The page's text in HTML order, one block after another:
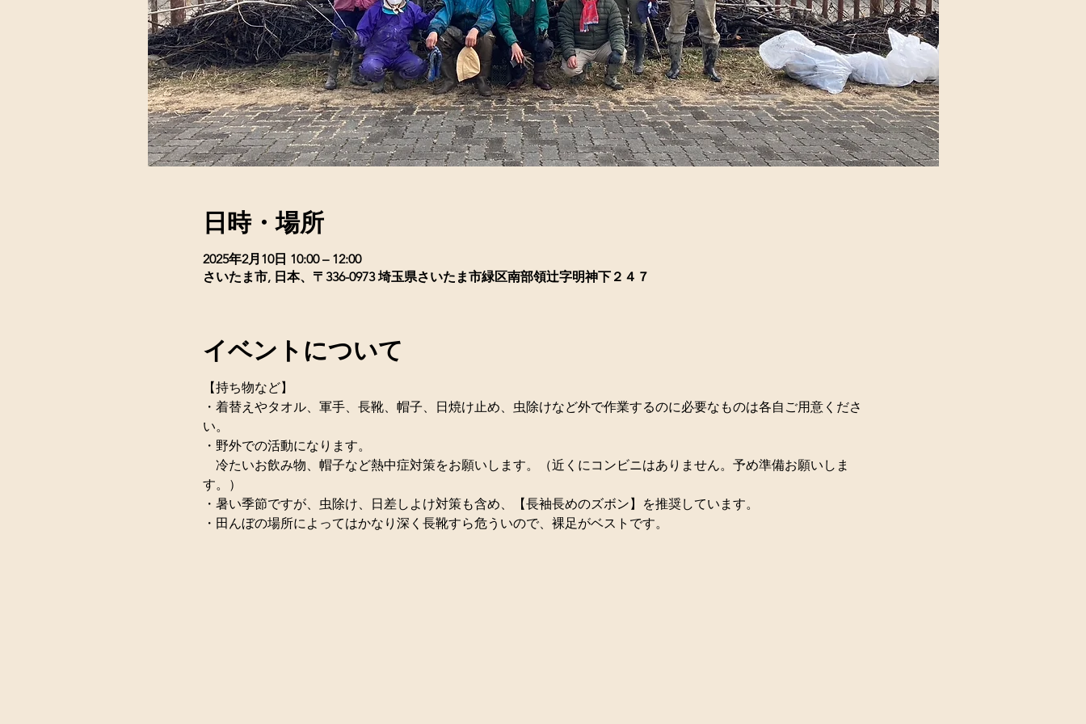
日時・場所
2025年2月10日 10:00 – 12:00
さいたま市, 日本、〒336-0973 埼玉県さいたま市緑区南部領辻字明神下２４７
イベントについて
【持ち物など】
・着替えやタオル、軍手、長靴、帽子、日焼け止め、虫除けなど外で作業するのに必要なものは各自ご用意くださ
い。
・野外での活動になります。
冷たいお飲み物、帽子など熱中症対策をお願いします。（近くにコンビニはありません。予め準備お願いしま
す。）
・暑い季節ですが、虫除け、日差しよけ対策も含め、【長袖長めのズボン】を推奨しています。
・田んぼの場所によってはかなり深く長靴すら危ういので、裸足がベストです。